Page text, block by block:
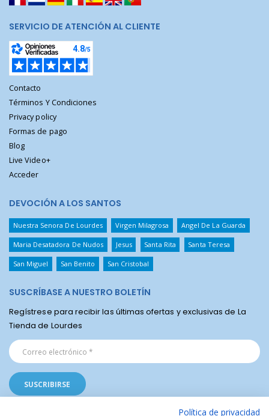
SERVICIO DE ATENCIÓN AL CLIENTE
Contacto
Términos Y Condiciones
Privacy policy
Formas de pago
Blog
Live Video+
Acceder
DEVOCIÓN A LOS SANTOS
Nuestra Senora De Lourdes Virgen Milagrosa Angel De La Guarda
Maria Desatadora De Nudos Jesus Santa Rita Santa Teresa
San Miguel San Benito San Cristobal
SUSCRÍBASE A NUESTRO BOLETÍN
Regístrese para recibir las últimas ofertas y exclusivas de La
Tienda de Lourdes
Política de privacidad